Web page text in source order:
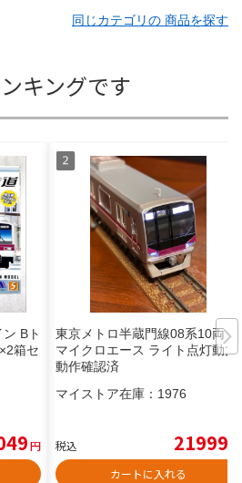
同じカテゴリの 商品を探す
キングです
Bト
箱セ
円
東京メトロ半蔵門線08系10両
マイクロエース ライト点灯動力
動作確認済
マイストア在庫： 1976
税込 21999
カートに入れる